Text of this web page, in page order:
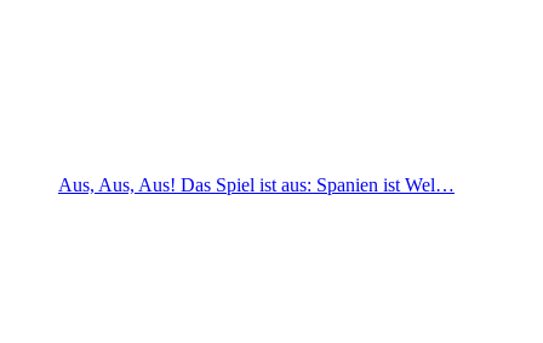
Aus, Aus, Aus! Das Spiel ist aus: Spanien ist Wel…